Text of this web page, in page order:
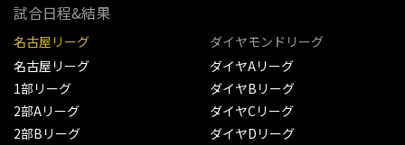
試合日程&結果
名古屋リーグ
名古屋リーグ
1部リーグ
2部Aリーグ
2部Bリーグ
ダイヤモンドリーグ
ダイヤAリーグ
ダイヤBリーグ
ダイヤCリーグ
ダイヤDリーグ